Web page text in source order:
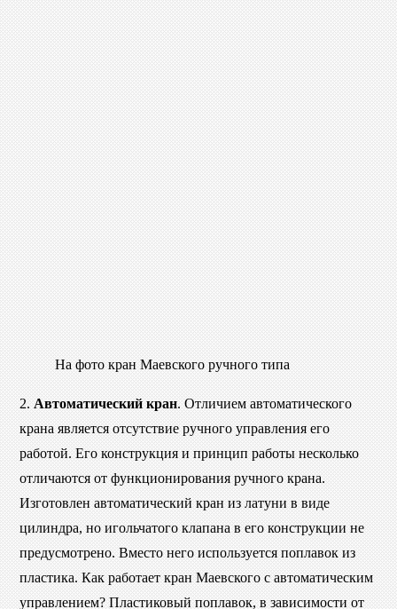
На фото кран Маевского ручного типа
2. Автоматический кран. Отличием автоматического
крана является отсутствие ручного управления его
работой. Его конструкция и принцип работы несколько
отличаются от функционирования ручного крана.
Изготовлен автоматический кран из латуни в виде
цилиндра, но игольчатого клапана в его конструкции не
предусмотрено. Вместо него используется поплавок из
пластика. Как работает кран Маевского с автоматическим
управлением? Пластиковый поплавок, в зависимости от